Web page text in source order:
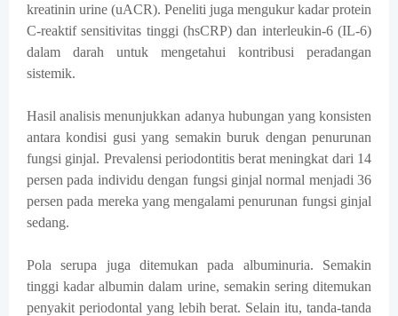
kreatinin urine (uACR). Peneliti juga mengukur kadar protein
C-reaktif sensitivitas tinggi (hsCRP) dan interleukin-6 (IL-6)
dalam darah untuk mengetahui kontribusi peradangan
sistemik.
Hasil analisis menunjukkan adanya hubungan yang konsisten
antara kondisi gusi yang semakin buruk dengan penurunan
fungsi ginjal. Prevalensi periodontitis berat meningkat dari 14
persen pada individu dengan fungsi ginjal normal menjadi 36
persen pada mereka yang mengalami penurunan fungsi ginjal
sedang.
Pola serupa juga ditemukan pada albuminuria. Semakin
tinggi kadar albumin dalam urine, semakin sering ditemukan
penyakit periodontal yang lebih berat. Selain itu, tanda-tanda